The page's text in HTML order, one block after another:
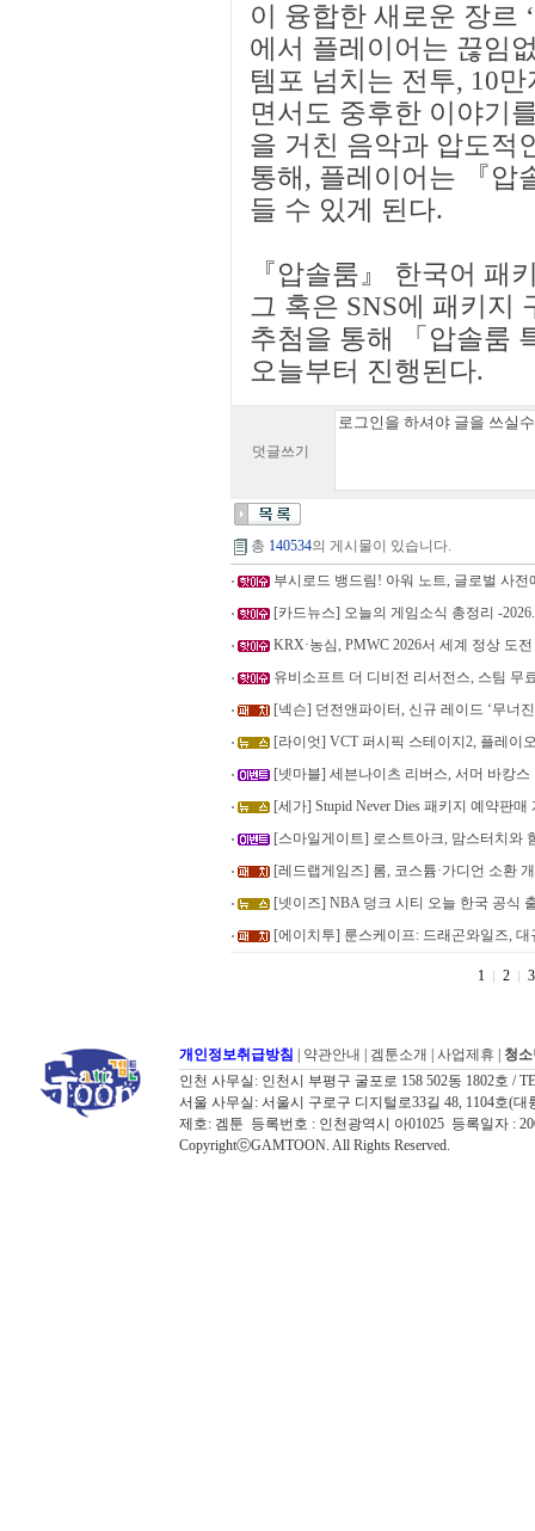
이 융합한 새로운 장르
에서 플레이어는 끊임
템포 넘치는 전투, 10
면서도 중후한 이야기
을 거친 음악과 압도적
통해, 플레이어는 『압
들 수 있게 된다.
『압솔룸』 한국어 패
그 혹은 SNS에 패키지
추첨을 통해 「압솔룸
오늘부터 진행된다.
덧글쓰기
총 140534의 게시물이 있습니다.
부시로드 뱅드림! 아워 노트, 글로벌 사전
[카드뉴스] 오늘의 게임소식 총정리 -
KRX·농심, PMWC 2026서 세계 정상 도전
유비소프트 더 디비전 리서전스, 스팀 무
[넥슨] 던전앤파이터, 신규 레이드 ‘무너
[라이엇] VCT 퍼시픽 스테이지2, 플레이
[넷마블] 세븐나이츠 리버스, 서머 바캉스
[세가] Stupid Never Dies 패키지 예약판매
[스마일게이트] 로스트아크, 맘스터치와
[레드랩게임즈] 롬, 코스튬·가디언 소환
[넷이즈] NBA 덩크 시티 오늘 한국 공식
[에이치투] 룬스케이프: 드래곤와일즈,
1 2 3
개인정보취급방침 약관안내 겜툰소개 사업제휴
청
인천 사무실: 인천시 부평구 굴포로 158 502동 1802호 /
서울 사무실: 서울시 구로구 디지털로33길 48, 1104호(대
제호: 겜툰 등록번호 : 인천광역시 아01025 등록일자 :
CopyrightⓒGAMTOON. All Rights Reserved.